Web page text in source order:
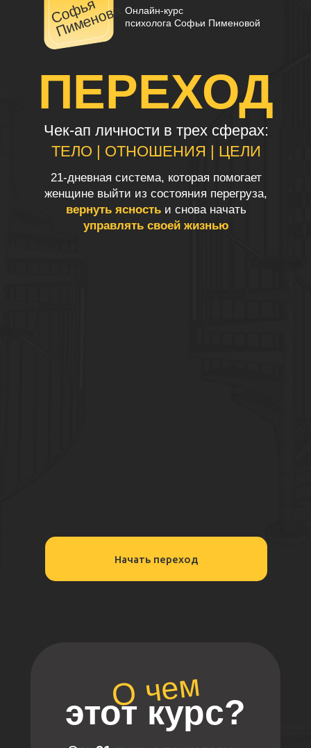
Вопросы
Онлайн-курс
психолога Софьи Пименовой
ПЕРЕХОД
21-дневная система, которая помогает
женщине выйти из состояния перегруза,
вернуть ясность и снова начать
управлять своей жизнью
Чек-ап личности в трех сферах:
ТЕЛО | ОТНОШЕНИЯ | ЦЕЛИ
Начать переход
С
о
ф
ь
я
П
и
м
е
н
о
в
а
этот курс?
О чем